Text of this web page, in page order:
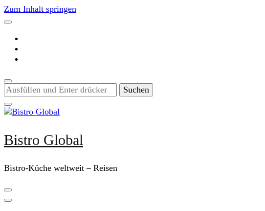
Zum Inhalt springen
Suchst
du
nach
etwas?
Bistro Global
Bistro-Küche weltweit – Reisen